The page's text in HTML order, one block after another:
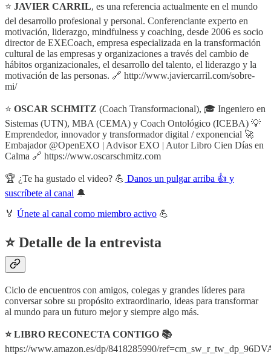
⭐ JAVIER CARRIL, es una referencia actualmente en el mundo
del desarrollo profesional y personal. Conferenciante experto en
motivación, liderazgo, mindfulness y coaching, desde 2006 es socio
director de EXECoach, empresa especializada en la transformación
cultural de las empresas y organizaciones a través del cambio de
hábitos organizacionales, el desarrollo del talento, el liderazgo y la
motivación de las personas. 🔗 http://www.javiercarril.com/sobre-
mi/
⭐ OSCAR SCHMITZ (Coach Transformacional), 🎓 Ingeniero en
Sistemas (UTN), MBA (CEMA) y Coach Ontológico (ICEBA) 💡
Emprendedor, innovador y transformador digital / exponencial 🚀
Embajador @OpenEXO | Advisor EXO | Autor Libro Cien Días en
Calma 🔗 https://www.oscarschmitz.com
🏆 ¿Te ha gustado el video? 💪 Danos un pulgar arriba 👍 y
suscríbete al canal 🔔
🏅 Únete al canal como miembro activo 💪
⭐ Detalle de la entrevista
Ciclo de encuentros con amigos, colegas y grandes líderes para
conversar sobre su propósito extraordinario, ideas para transformar
al mundo para un futuro mejor y siempre algo más.
⭐ LIBRO RECONECTA CONTIGO 📚
https://www.amazon.es/dp/8418285990/